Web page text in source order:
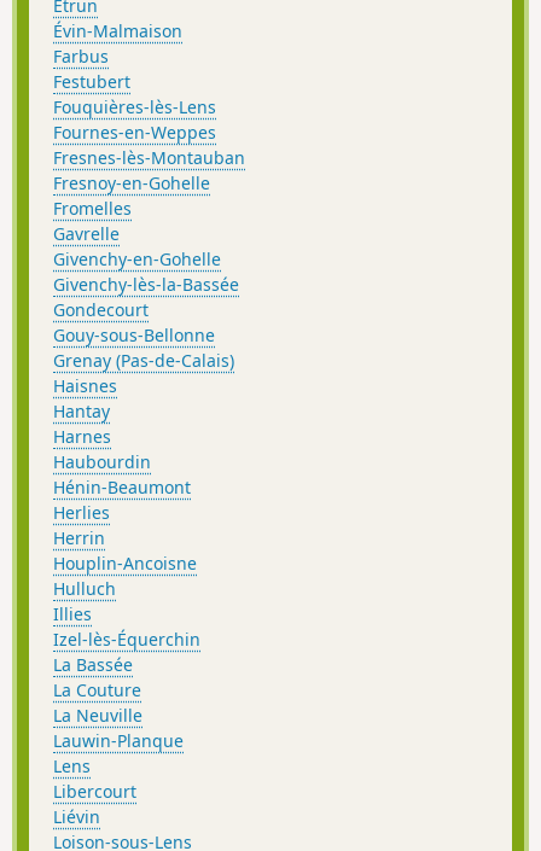
Étrun
Évin-Malmaison
Farbus
Festubert
Fouquières-lès-Lens
Fournes-en-Weppes
Fresnes-lès-Montauban
Fresnoy-en-Gohelle
Fromelles
Gavrelle
Givenchy-en-Gohelle
Givenchy-lès-la-Bassée
Gondecourt
Gouy-sous-Bellonne
Grenay (Pas-de-Calais)
Haisnes
Hantay
Harnes
Haubourdin
Hénin-Beaumont
Herlies
Herrin
Houplin-Ancoisne
Hulluch
Illies
Izel-lès-Équerchin
La Bassée
La Couture
La Neuville
Lauwin-Planque
Lens
Libercourt
Liévin
Loison-sous-Lens